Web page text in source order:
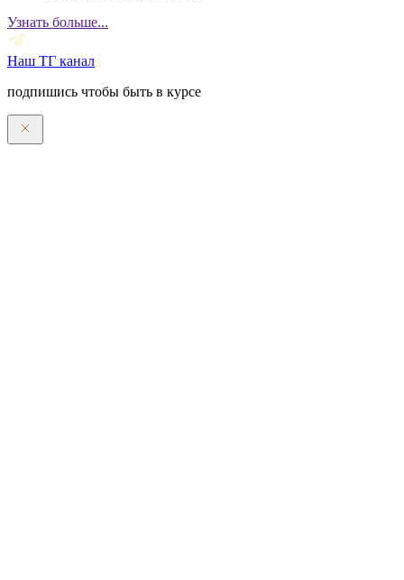
Узнать больше...
Наш ТГ канал
подпишись чтобы быть в курсе